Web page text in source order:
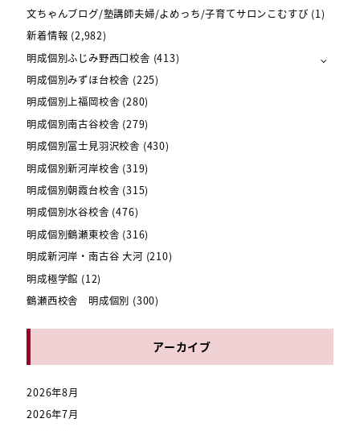
文ちゃんブログ/塾講師夫婦/よめっち/子育てサロンこむすび (1)
新着情報 (2,982)
明成個別ふじみ野西口校舎 (413)
明成個別みずほ台校舎 (225)
明成個別上福岡校舎 (280)
明成個別南古谷校舎 (279)
明成個別富士見羽沢校舎 (430)
明成個別新河岸校舎 (319)
明成個別朝霞台校舎 (315)
明成個別水谷校舎 (476)
明成個別鶴瀬東校舎 (316)
明成新河岸・南古谷 大河 (210)
明成極学館 (12)
鶴瀬西校舎 明成個別 (300)
アーカイブ
2026年8月
2026年7月